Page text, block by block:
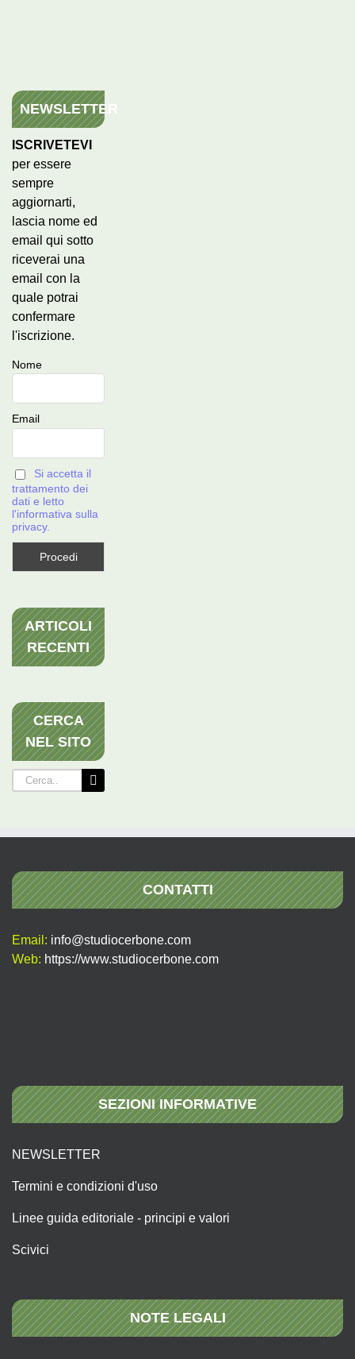
NEWSLETTER
ISCRIVETEVI
per essere
sempre
aggiornarti,
lascia nome ed
email qui sotto
riceverai una
email con la
quale potrai
confermare
l'iscrizione.
Nome
Email
Si accetta il
trattamento dei
dati e letto
l'informativa sulla
privacy.
ARTICOLI
RECENTI
CERCA
NEL SITO
Cerca
per:
CONTATTI
Email: info@studiocerbone.com
Web: https://www.studiocerbone.com
SEZIONI INFORMATIVE
NEWSLETTER
Termini e condizioni d'uso
Linee guida editoriale - principi e valori
Scivici
NOTE LEGALI